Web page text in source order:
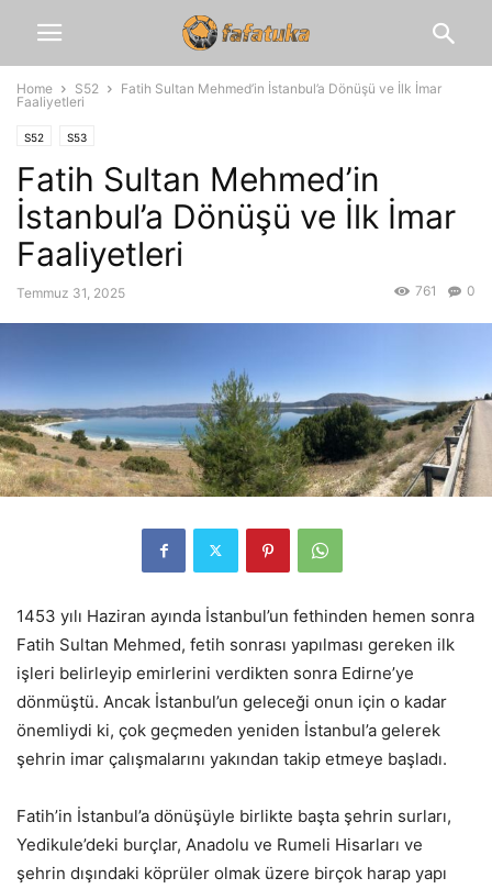
Home S52
Fatih Sultan Mehmed’in İstanbul’a Dönüşü ve İlk İmar
Faaliyetleri
S52 S53
Fatih Sultan Mehmed’in
İstanbul’a Dönüşü ve İlk İmar
Faaliyetleri
Temmuz 31, 2025 0
761
1453 yılı Haziran ayında İstanbul’un fethinden hemen sonra
Fatih Sultan Mehmed, fetih sonrası yapılması gereken ilk
işleri belirleyip emirlerini verdikten sonra Edirne’ye
dönmüştü. Ancak İstanbul’un geleceği onun için o kadar
önemliydi ki, çok geçmeden yeniden İstanbul’a gelerek
şehrin imar çalışmalarını yakından takip etmeye başladı.
Fatih’in İstanbul’a dönüşüyle birlikte başta şehrin surları,
Yedikule’deki burçlar, Anadolu ve Rumeli Hisarları ve
şehrin dışındaki köprüler olmak üzere birçok harap yapı